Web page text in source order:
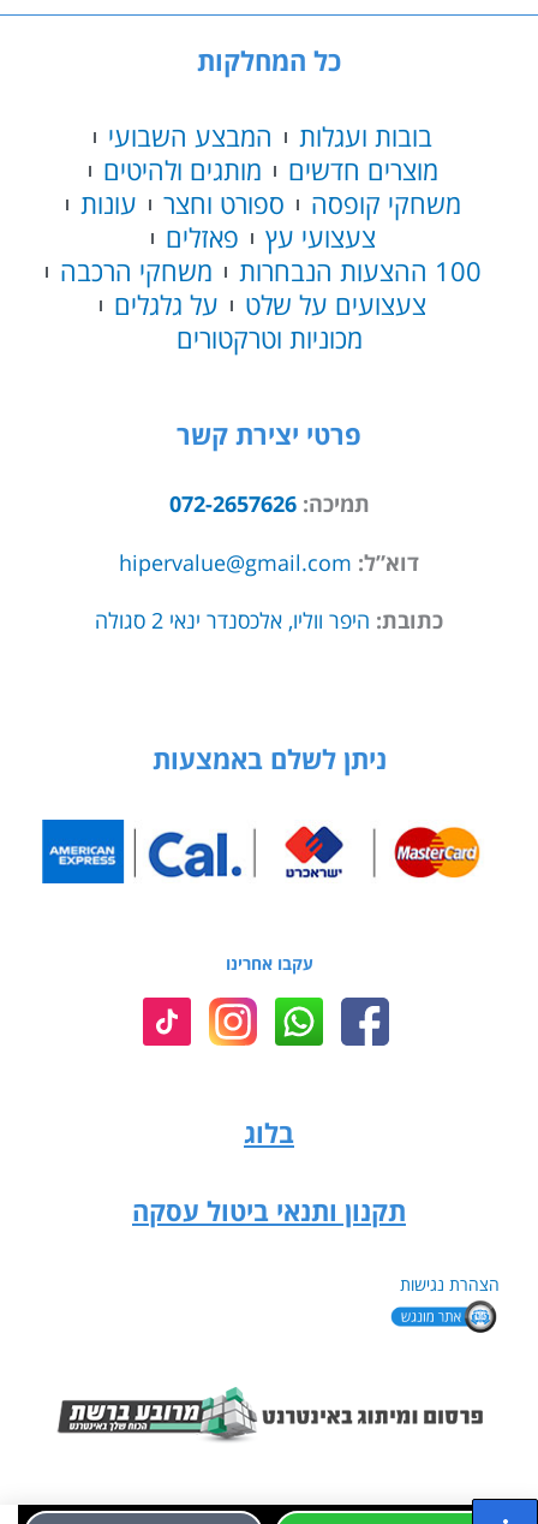
אנגליה
כל המחלקות
בובות ועגלות
המבצע השבועי
מוצרים חדשים
מותגים ולהיטים
משחקי קופסה
ספורט וחצר
עונות
צעצועי עץ
פאזלים
100 ההצעות הנבחרות
משחקי הרכבה
צעצועים על שלט
על גלגלים
מכוניות וטרקטורים
פרטי יצירת קשר
תמיכה:072-2657626
דוא”ל: hipervalue@gmail.com
כתובת: היפר ווליו, אלכסנדר ינאי 2 סגולה
ניתן לשלם באמצעות
עקבו אחרינו
בלוג
תקנון ותנאי ביטול עסקה
הצהרת נגישות